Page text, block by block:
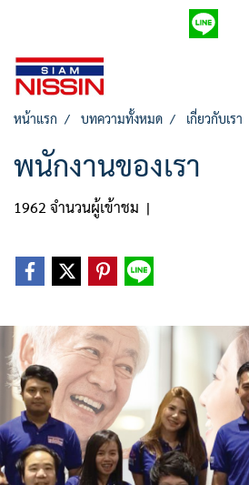
หน้าแรก บทความทั้งหมด เกี่ยวกับเรา
พนักงานของเรา
1962 จำนวนผู้เข้าชม |